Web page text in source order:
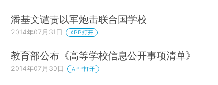
潘基文谴责以军炮击联合国学校
2014年07月31日 APP打开
教育部公布《高等学校信息公开事项清单》
2014年07月30日 APP打开